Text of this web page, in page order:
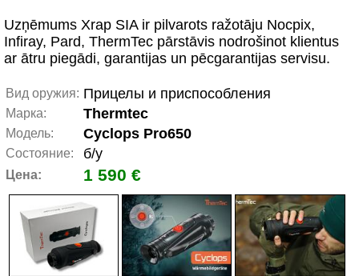
Uzņēmums Xrap SIA ir pilvarots ražotāju Nocpix,
Infiray, Pard, ThermTec pārstāvis nodrošinot klientus
ar ātru piegādi, garantijas un pēcgarantijas servisu.
Вид оружия: Прицелы и приспособления
Марка: Thermtec
Модель: Cyclops Pro650
Состояние: б/у
Цена: 1 590 €